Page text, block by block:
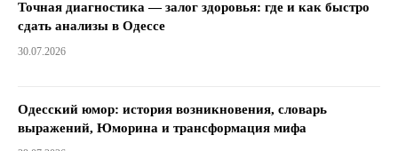
Точная диагностика — залог здоровья: где и как быстро
сдать анализы в Одессе
30.07.2026
Одесский юмор: история возникновения, словарь
выражений, Юморина и трансформация мифа